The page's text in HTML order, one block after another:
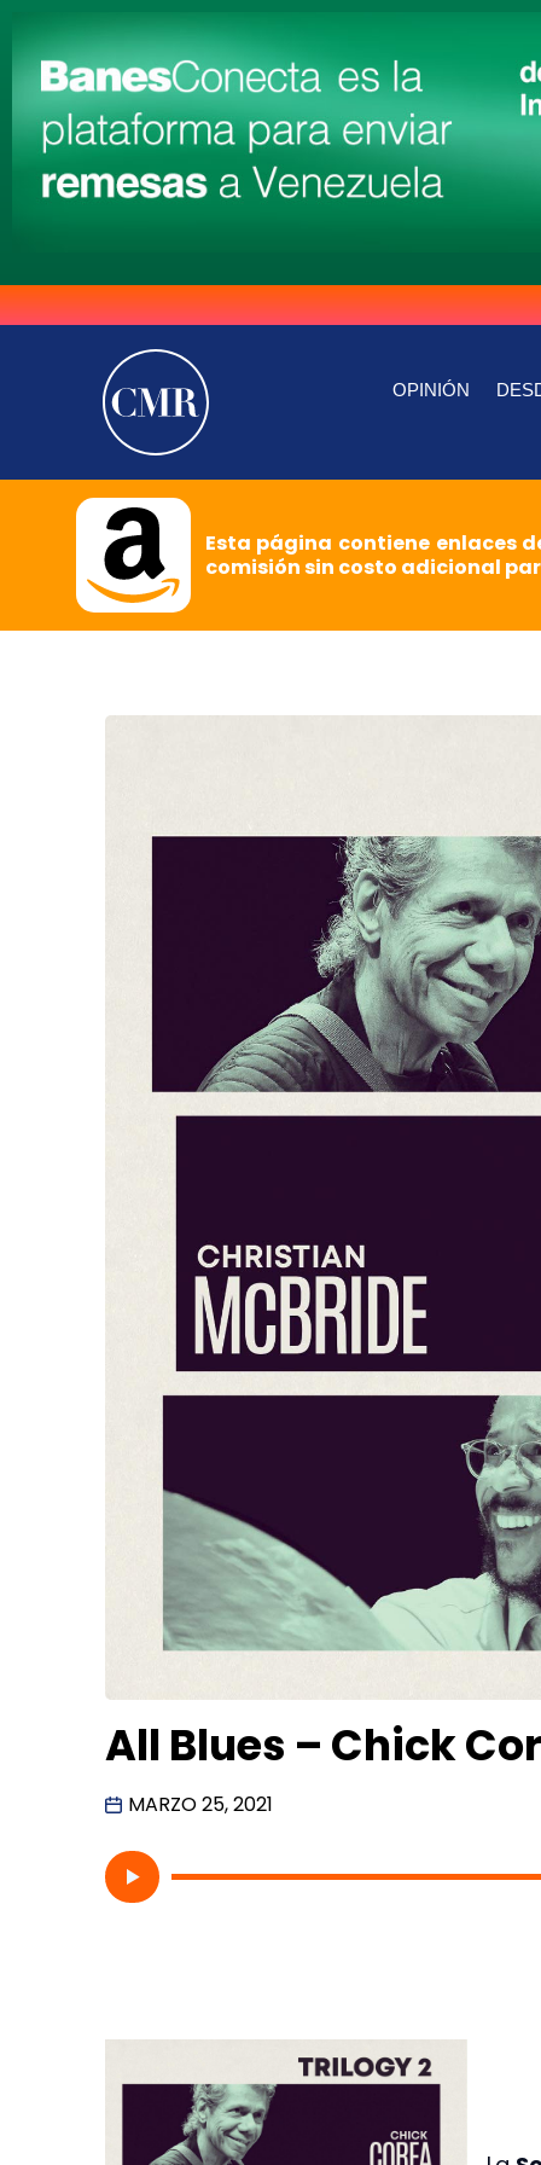
OPINIÓN
Esta página contiene enlaces
comisión sin costo adicional
All Blues – Chick
MARZO 25, 2021